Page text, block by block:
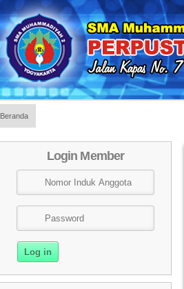
Beranda
Login Member